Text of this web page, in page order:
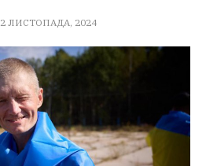
2 ЛИСТОПАДА, 2024